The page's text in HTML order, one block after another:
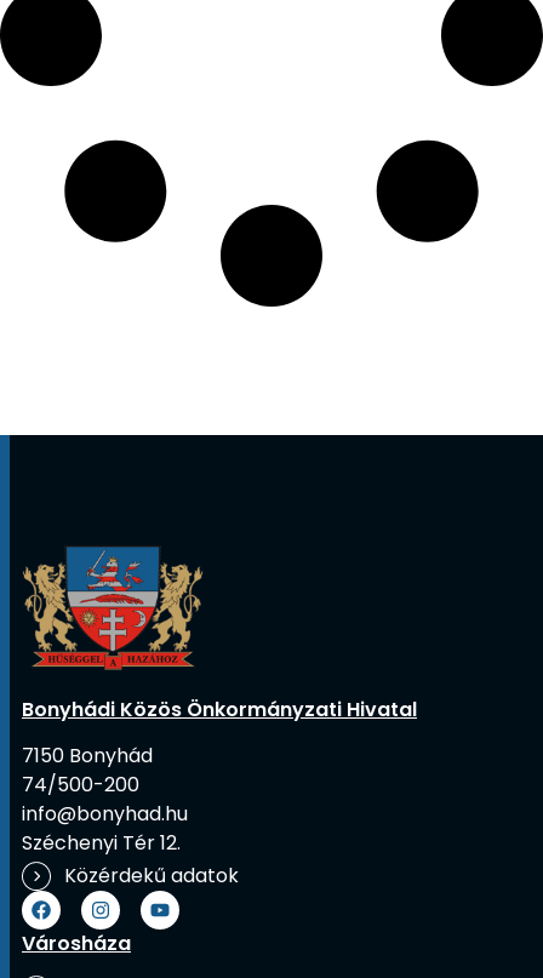
Bonyhádi Közös Önkormányzati Hivatal
7150 Bonyhád
74/500-200
info@bonyhad.hu
Széchenyi Tér 12.
Közérdekű adatok
Városháza